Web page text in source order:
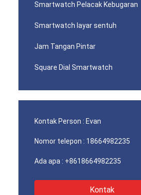
Smartwatch Pelacak Kebugaran
Smartwatch layar sentuh
Jam Tangan Pintar
Square Dial Smartwatch
Kontak Person : Evan
Nomor telepon : 18664982235
Ada apa : +8618664982235
Kontak